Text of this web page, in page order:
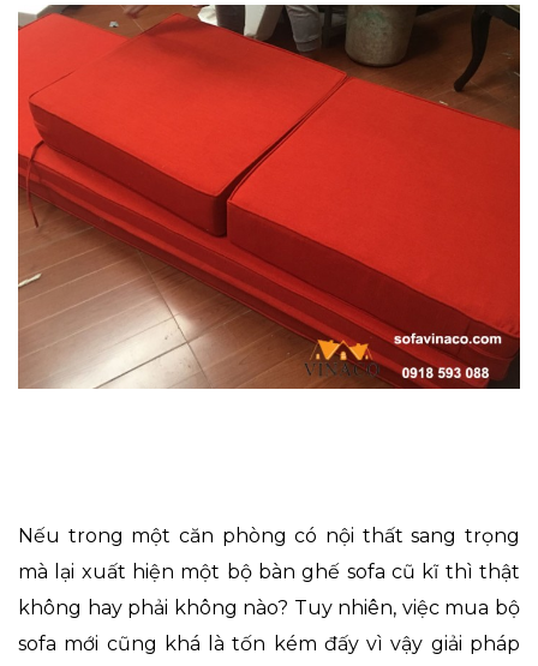
Nếu trong một căn phòng có nội thất sang trọng
mà lại xuất hiện một bộ bàn ghế sofa cũ kĩ thì thật
không hay phải không nào? Tuy nhiên, việc mua bộ
sofa mới cũng khá là tốn kém đấy vì vậy giải pháp